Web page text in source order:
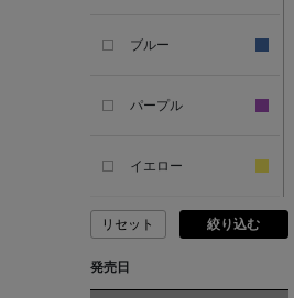
ブルー
パープル
イエロー
ピンク
レッド
リセット 絞り込む
発売日